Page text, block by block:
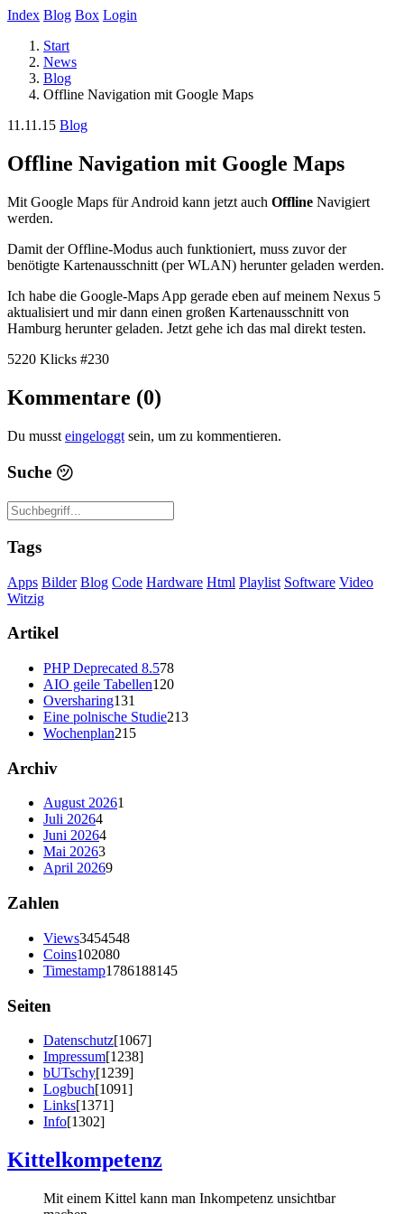
Index Blog Box Login
Start
News
Blog
Offline Navigation mit Google Maps
11.11.15 Blog
Offline Navigation mit Google Maps
Mit Google Maps für Android kann jetzt auch Offline Navigiert
werden.
Damit der Offline-Modus auch funktioniert, muss zuvor der
benötigte Kartenausschnitt (per WLAN) herunter geladen werden.
Ich habe die Google-Maps App gerade eben auf meinem Nexus 5
aktualisiert und mir dann einen großen Kartenausschnitt von
Hamburg herunter geladen. Jetzt gehe ich das mal direkt testen.
5220 Klicks #230
Kommentare (0)
Du musst eingeloggt sein, um zu kommentieren.
Suche ㋡
Tags
Apps Bilder Blog Code Hardware Html Playlist Software Video
Witzig
Artikel
PHP Deprecated 8.578
AIO geile Tabellen120
Oversharing131
Eine polnische Studie213
Wochenplan215
Archiv
August 20261
Juli 20264
Juni 20264
Mai 20263
April 20269
Zahlen
Views3454548
Coins102080
Timestamp1786188145
Seiten
Datenschutz[1067]
Impressum[1238]
bUTschy[1239]
Logbuch[1091]
Links[1371]
Info[1302]
Kittelkompetenz
Mit einem Kittel kann man Inkompetenz unsichtbar